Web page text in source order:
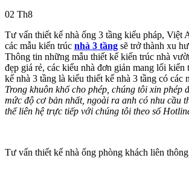
02 Th8
Tư vấn thiết kế nhà ống 3 tầng kiểu pháp, Việt
các mẫu kiến trúc nhà 3 tầng sẽ trở thành xu
Thông tin những mẫu thiết kế kiến trúc nhà
đẹp giá rẻ, các kiểu nhà đơn giản mang lối kiến
kế nhà 3 tầng là kiểu thiết kế nhà 3 tầng có các
Trong khuôn khổ cho phép, chúng tôi xin phép
mức độ cơ bản nhất, ngoài ra anh có nhu cầu
thể liên hệ trực tiếp với chúng tôi theo số
Tư vấn thiết kế nhà ống phòng khách liên